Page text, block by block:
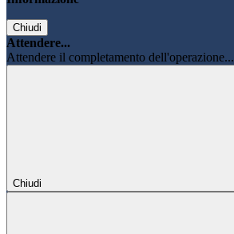
Chiudi
Attendere...
Attendere il completamento dell'operazione...
Chiudi